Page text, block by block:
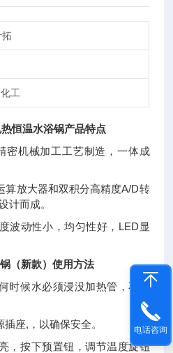
工
恒温水浴锅产品特点
密机械加工工艺制造，一体成
算放大器和双积分高精度A/D转
计而成。
波动性小，均匀性好，LED显
（新款）使用方法
时候水必须浸没加热管，不能
座,，以确保安全。
，按下预置钮，调节温度旋钮
电话咨询